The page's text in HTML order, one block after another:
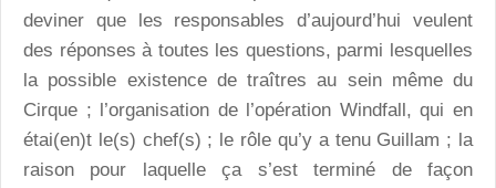
deviner que les responsables d’aujourd’hui veulent
des réponses à toutes les questions, parmi lesquelles
la possible existence de traîtres au sein même du
Cirque ; l’organisation de l’opération Windfall, qui en
étai(en)t le(s) chef(s) ; le rôle qu’y a tenu Guillam ; la
raison pour laquelle ça s’est terminé de façon